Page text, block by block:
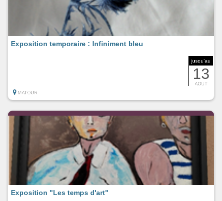
jusqu'au
13
AOUT
Exposition temporaire : Infiniment bleu
MATOUR
Exposition "Les temps d'art"